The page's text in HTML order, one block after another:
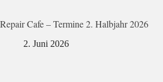
Repair Cafe – Termine 2. Halbjahr 2026
2. Juni 2026